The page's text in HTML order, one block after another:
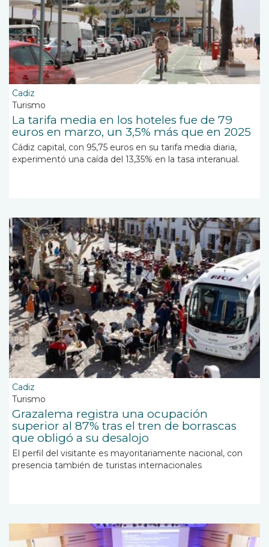
Cadiz
Turismo
La tarifa media en los hoteles fue de 79
euros en marzo, un 3,5% más que en 2025
Cádiz capital, con 95,75 euros en su tarifa media diaria,
experimentó una caída del 13,35% en la tasa interanual.
Cadiz
Turismo
Grazalema registra una ocupación
superior al 87% tras el tren de borrascas
que obligó a su desalojo
El perfil del visitante es mayoritariamente nacional, con
presencia también de turistas internacionales